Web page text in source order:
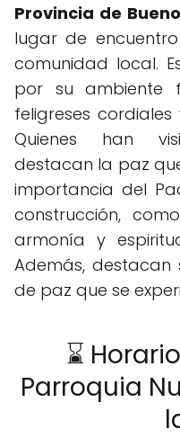
Provincia de
lugar de
comunidad local.
por su ambiente
feligreses
Quienes han
destacan la paz
importancia del
construcción,
armonía y
Además, destacan
de paz que se
⌛
Parroquia